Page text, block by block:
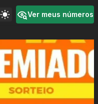
Ver meus números